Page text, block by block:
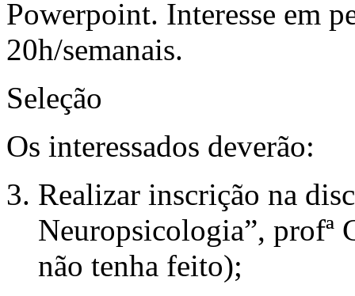
Powerpoint. Interesse em
20h/semanais.
Seleção
Os interessados deverão:
Realizar inscrição na
Neuropsicologia”, profª
não tenha feito);